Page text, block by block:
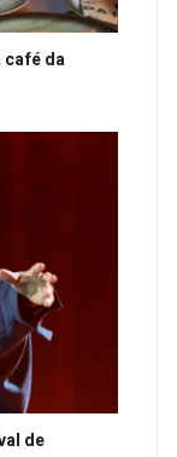
café da
de